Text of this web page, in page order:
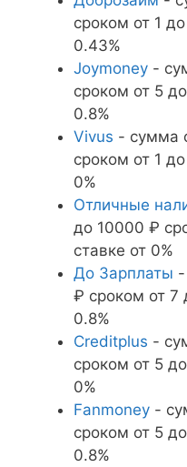
сроком от 1
0.43%
Joymoney -
сроком от 5
0.8%
Vivus - сумма
сроком от 1
0%
Отличные
до 10000 ₽
ставке от 0%
До Зарплаты
₽ сроком от 7
0.8%
Creditplus -
сроком от 5
0%
Fanmoney -
сроком от 5
0.8%